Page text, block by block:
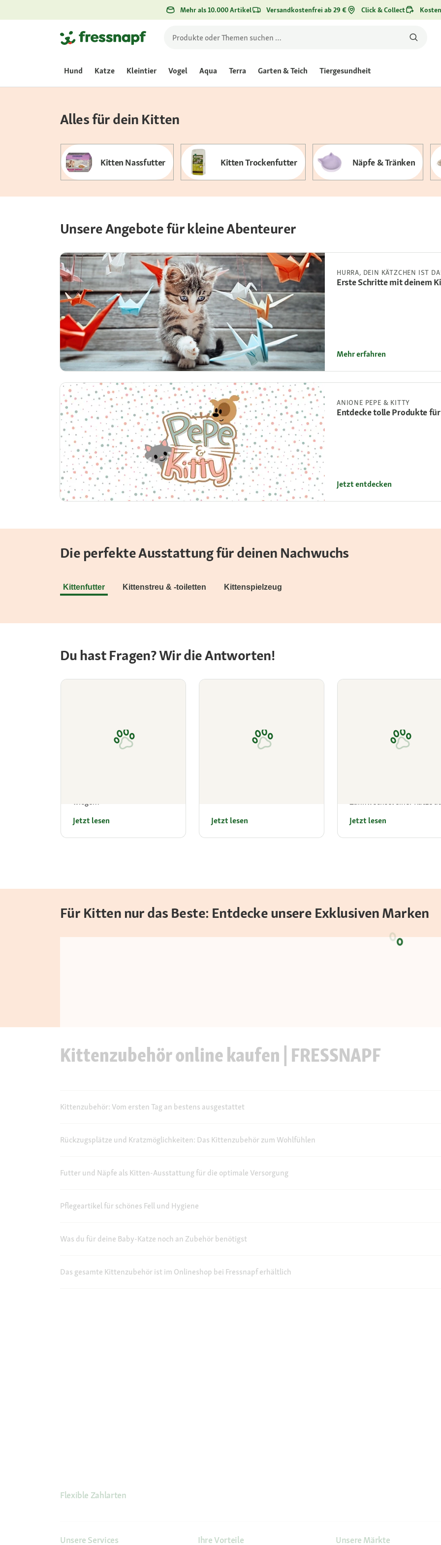
Mehr als 10.000 Artikel Versandkostenfrei ab 29 € Click & Collect
Hund Katze Kleintier Vogel Aqua Terra Garten & Teich Tiergesundheit
Alles für dein Kitten
Kitten Nassfutter Kitten Trockenfutter Näpfe & Tränken
Unsere Angebote für kleine Abenteurer
HURRA, DEIN KÄTZCHEN IST
Erste Schritte mit deinem
Mehr erfahren
ANIONE PEPE & KITTY
Entdecke tolle Produkte
Jetzt entdecken
Die perfekte Ausstattung für deinen Nachwuchs
Kittenfutter Kittenstreu & -toiletten Kittenspielzeug
Du hast Fragen? Wir die Antworten!
wiegen?
Jetzt lesen
Jetzt lesen
Zahnwechsel einer Katze
Gebiss kontrollierst.
Jetzt lesen
Für Kitten nur das Beste: Entdecke unsere Exklusiven Marken
Kittenzubehör online kaufen | FRESSNAPF
Kittenzubehör: Vom ersten Tag an bestens ausgestattet
Rückzugsplätze und Kratzmöglichkeiten: Das Kittenzubehör zum Wohlfühlen
Futter und Näpfe als Kitten-Ausstattung für die optimale Versorgung
Pflegeartikel für schönes Fell und Hygiene
Was du für deine Baby-Katze noch an Zubehör benötigst
Das gesamte Kittenzubehör ist im Onlineshop bei Fressnapf erhältlich
Flexible Zahlarten
Unsere Services Ihre Vorteile Unsere Märkte